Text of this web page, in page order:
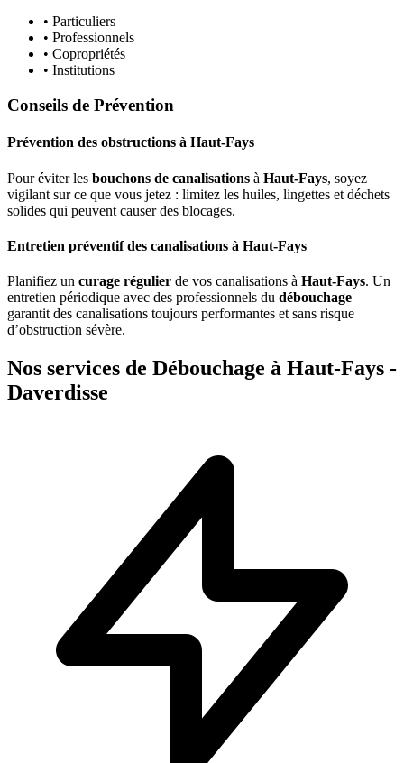
• Particuliers
• Professionnels
• Copropriétés
• Institutions
Conseils de Prévention
Prévention des obstructions à Haut-Fays
Pour éviter les bouchons de canalisations à Haut-Fays, soyez
vigilant sur ce que vous jetez : limitez les huiles, lingettes et déchets
solides qui peuvent causer des blocages.
Entretien préventif des canalisations à Haut-Fays
Planifiez un curage régulier de vos canalisations à Haut-Fays. Un
entretien périodique avec des professionnels du débouchage
garantit des canalisations toujours performantes et sans risque
d’obstruction sévère.
Nos services de Débouchage à Haut-Fays -
Daverdisse